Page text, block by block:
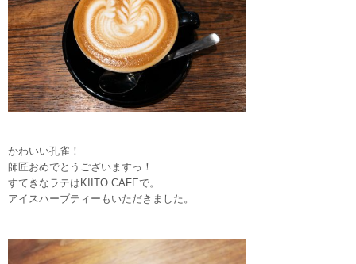
かわいい孔雀！
師匠おめでとうございますっ！
すてきなラテはKIITO CAFEで。
アイスハーブティーもいただきました。